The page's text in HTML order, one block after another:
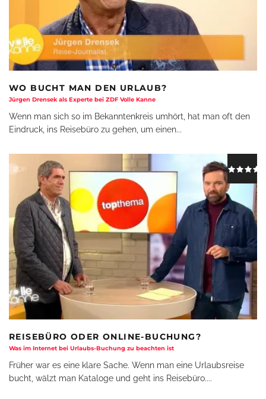
WO BUCHT MAN DEN URLAUB?
Jürgen Drensek als Experte bei ZDF Volle Kanne
Wenn man sich so im Bekanntenkreis umhört, hat man oft den
Eindruck, ins Reisebüro zu gehen, um einen...
REISEBÜRO ODER ONLINE-BUCHUNG?
Was im Internet bei Urlaubs-Buchung zu beachten ist
Früher war es eine klare Sache. Wenn man eine Urlaubsreise
bucht, wälzt man Kataloge und geht ins Reisebüro....